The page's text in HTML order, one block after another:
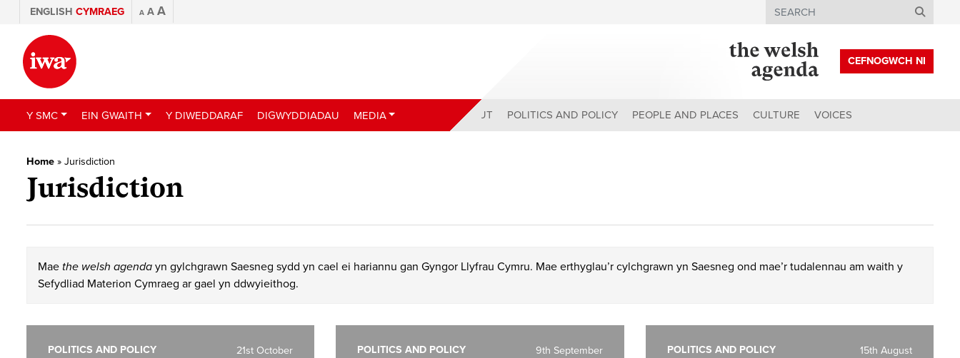
ENGLISH CYMRAEG A A A Search
CEFNOGWCH NI
Y SMC EIN GWAITH Y DIWEDDARAF DIGWYDDIADAU MEDIA ABOUT POLITICS AND POLICY PEOPLE AND PLACES CULTURE VOICES
Home » Jurisdiction
Jurisdiction
Mae the welsh agenda yn gylchgrawn Saesneg sydd yn cael ei hariannu gan Gyngor Llyfrau Cymru. Mae erthyglau’r cylchgrawn yn Saesneg ond mae’r tudalennau am waith y
Sefydliad Materion Cymraeg ar gael yn ddwyieithog.
21st October
POLITICS AND POLICY 9th September
POLITICS AND POLICY 15th August
POLITICS AND POLICY